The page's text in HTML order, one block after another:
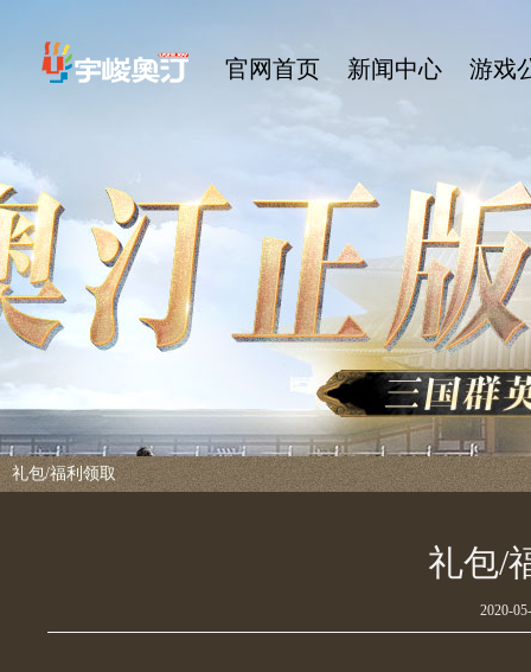
官网首页 新闻中心 游戏
礼包/福利领取
礼包/
2020-